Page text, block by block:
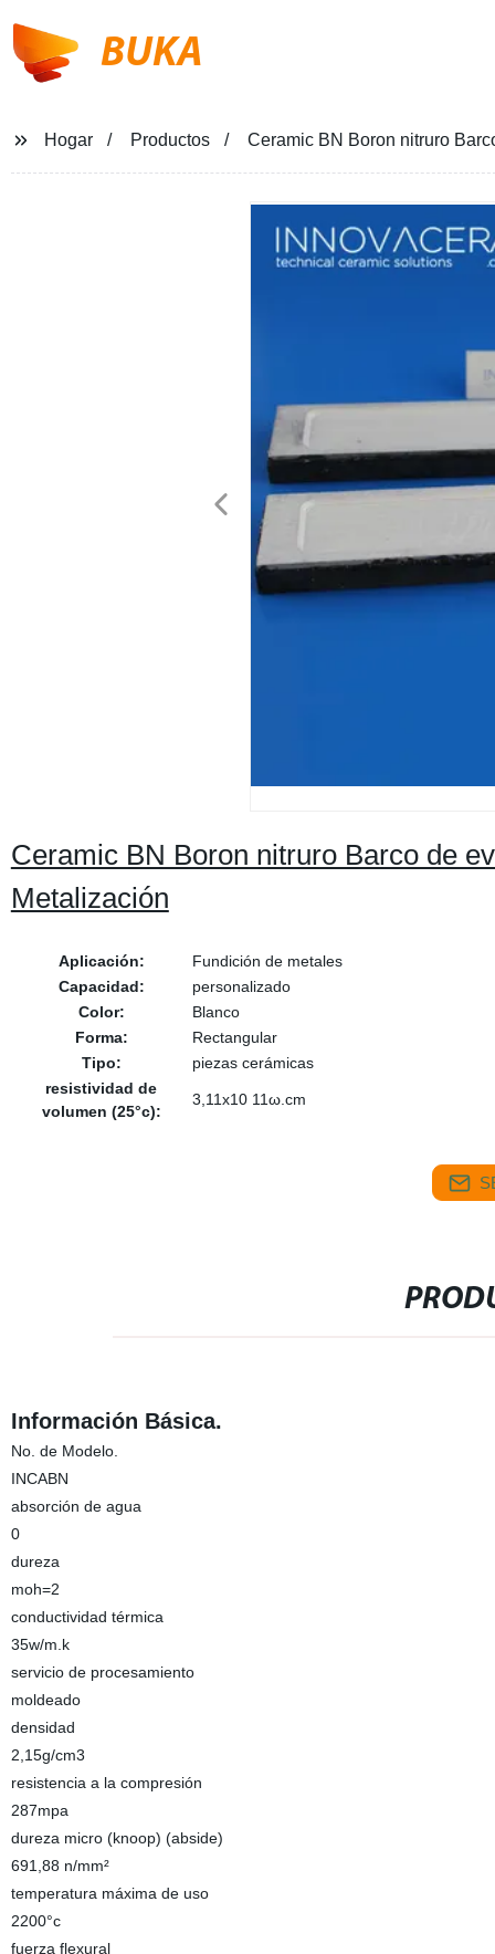
BUKA
Hogar Productos Ceramic BN Boron nitruro
Ceramic BN Boron nitruro Barco de
Metalización
Aplicación:
Fundición de metales
Capacidad:
personalizado
Color:
Blanco
Forma:
Rectangular
Tipo:
piezas cerámicas
resistividad de
volumen (25°c):
3,11x10 11ω.cm
Información Básica.
No. de Modelo.
INCABN
absorción de agua
0
dureza
moh=2
conductividad térmica
35w/m.k
servicio de procesamiento
moldeado
densidad
2,15g/cm3
resistencia a la compresión
287mpa
dureza micro (knoop) (abside)
691,88 n/mm²
temperatura máxima de uso
2200°c
fuerza flexural